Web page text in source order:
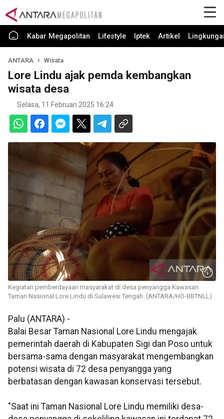
Kabar Megapolitan Lifestyle Iptek Artikel
ANTARA Wisata
Lore Lindu ajak pemda kembangkan
wisata desa
Selasa, 11 Februari 2025 16:24
Kegiatan pemberdayaan masyarakat di desa penyangga Kawasan
Taman Nasional Lore Lindu di Sulawesi Tengah. (ANTARA/HO-BBTNLL)
Palu (ANTARA) -
Balai Besar Taman Nasional Lore Lindu mengajak
pemerintah daerah di Kabupaten Sigi dan Poso untuk
bersama-sama dengan masyarakat mengembangkan
potensi wisata di 72 desa penyangga yang
berbatasan dengan kawasan konservasi tersebut.
"Saat ini Taman Nasional Lore Lindu memiliki desa-